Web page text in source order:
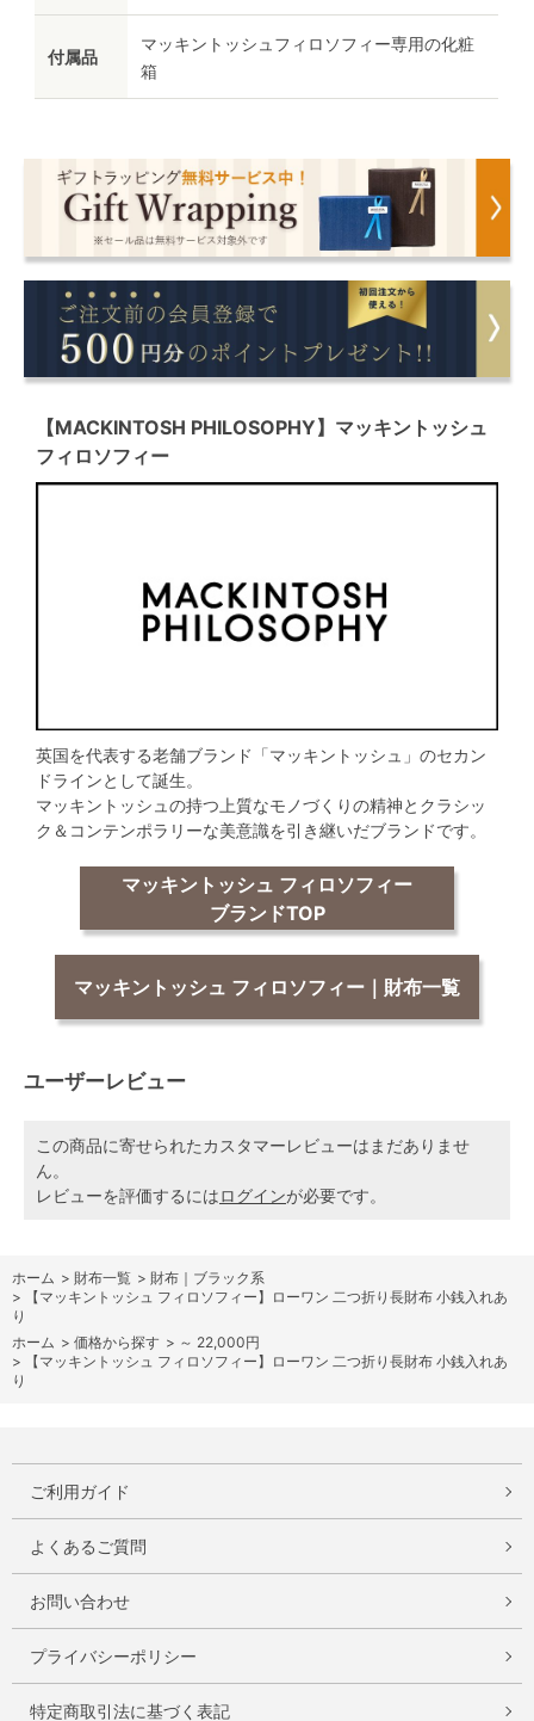
付属品
マッキントッシュフィロソフィー専用の化粧
箱
【MACKINTOSH PHILOSOPHY】マッキントッシュ
フィロソフィー
英国を代表する老舗ブランド「マッキントッシュ」のセカン
ドラインとして誕生。
マッキントッシュの持つ上質なモノづくりの精神とクラシッ
ク＆コンテンポラリーな美意識を引き継いだブランドです。
マッキントッシュ フィロソフィー
ブランドTOP
マッキントッシュ フィロソフィー｜財布一覧
ユーザーレビュー
この商品に寄せられたカスタマーレビューはまだありませ
ん。
レビューを評価するにはログインが必要です。
ホーム > 財布一覧 > 財布｜ブラック系
>
【マッキントッシュ フィロソフィー】ローワン 二つ折り長財布 小銭入れあ
り
ホーム > 価格から探す > ～ 22,000円
>
【マッキントッシュ フィロソフィー】ローワン 二つ折り長財布 小銭入れあ
り
ご利用ガイド
よくあるご質問
お問い合わせ
プライバシーポリシー
特定商取引法に基づく表記